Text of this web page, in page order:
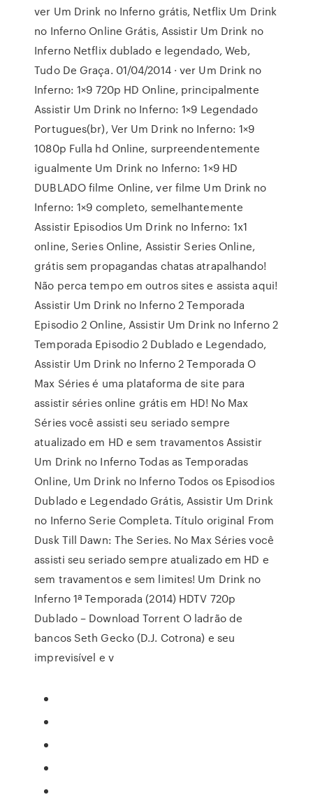
ver Um Drink no Inferno grátis, Netflix Um Drink
no Inferno Online Grátis, Assistir Um Drink no
Inferno Netflix dublado e legendado, Web,
Tudo De Graça. 01/04/2014 · ver Um Drink no
Inferno: 1×9 720p HD Online, principalmente
Assistir Um Drink no Inferno: 1×9 Legendado
Portugues(br), Ver Um Drink no Inferno: 1×9
1080p Fulla hd Online, surpreendentemente
igualmente Um Drink no Inferno: 1×9 HD
DUBLADO filme Online, ver filme Um Drink no
Inferno: 1×9 completo, semelhantemente
Assistir Episodios Um Drink no Inferno: 1x1
online, Series Online, Assistir Series Online,
grátis sem propagandas chatas atrapalhando!
Não perca tempo em outros sites e assista aqui!
Assistir Um Drink no Inferno 2 Temporada
Episodio 2 Online, Assistir Um Drink no Inferno 2
Temporada Episodio 2 Dublado e Legendado,
Assistir Um Drink no Inferno 2 Temporada O
Max Séries é uma plataforma de site para
assistir séries online grátis em HD! No Max
Séries você assisti seu seriado sempre
atualizado em HD e sem travamentos Assistir
Um Drink no Inferno Todas as Temporadas
Online, Um Drink no Inferno Todos os Episodios
Dublado e Legendado Grátis, Assistir Um Drink
no Inferno Serie Completa. Título original From
Dusk Till Dawn: The Series. No Max Séries você
assisti seu seriado sempre atualizado em HD e
sem travamentos e sem limites! Um Drink no
Inferno 1ª Temporada (2014) HDTV 720p
Dublado – Download Torrent O ladrão de
bancos Seth Gecko (D.J. Cotrona) e seu
imprevisível e v